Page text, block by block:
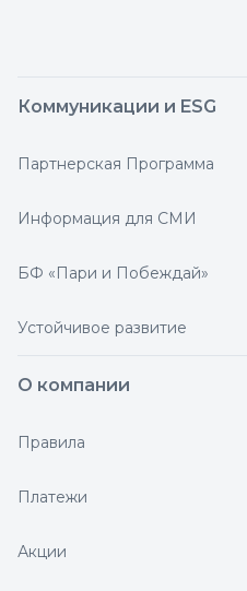
Коммуникации и ESG
Партнерская Программа
Информация для СМИ
БФ «Пари и Побеждай»
Устойчивое развитие
О компании
Правила
Платежи
Акции